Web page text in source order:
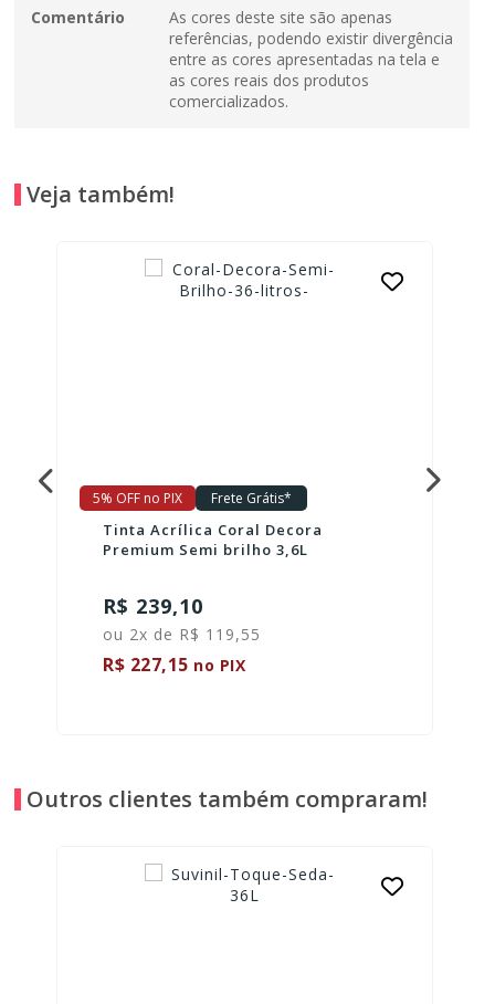
Comentário
As cores deste site são apenas
referências, podendo existir divergência
entre as cores apresentadas na tela e
as cores reais dos produtos
comercializados.
Veja também!
5% OFF no PIX Frete Grátis*
Tinta Acrílica Coral Decora
Premium Semi brilho 3,6L
R$ 239,10
ou 2x de R$ 119,55
R$ 227,15 no PIX
Outros clientes também compraram!